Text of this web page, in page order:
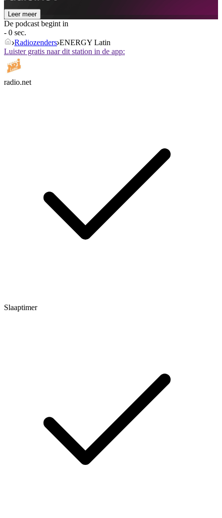
Leer meer
De podcast begint in
- 0 sec.
Radiozenders ENERGY Latin
Luister gratis naar dit station in de app:
radio.net
Slaaptimer